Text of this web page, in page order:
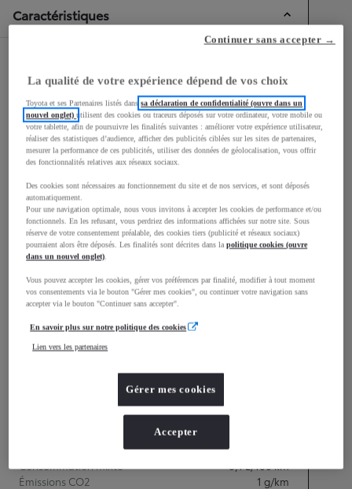
Caractéristiques
5
Places
5
Hauteur
1 461
mm
Consommation mixte 6,1L/100 km
Émissions CO2
1 g/km
La qualité de votre expérience dépend de vos choix
Toyota et ses Partenaires listés danssa déclaration de confidentialité (ouvre dans un
nouvel onglet)utilisent des cookies ou traceurs déposés sur votre ordinateur, votre mobile ou
votre tablette, afin de poursuivre les finalités suivantes : améliorer votre expérience utilisateur,
réaliser des statistiques d’audience, afficher des publicités ciblées sur les sites de partenaires,
mesurer la performance de ces publicités, utiliser des données de géolocalisation, vous offrir
des fonctionnalités relatives aux réseaux sociaux.
Des cookies sont nécessaires au fonctionnement du site et de nos services, et sont déposés
automatiquement.
Pour une navigation optimale, nous vous invitons à accepter les cookies de performance et/ou
fonctionnels. En les refusant, vous perdriez des informations affichées sur notre site. Sous
réserve de votre consentement préalable, des cookies tiers (publicité et réseaux sociaux)
pourraient alors être déposés. Les finalités sont décrites dans lapolitique cookies (ouvre
dans un nouvel onglet).
Vous pouvez accepter les cookies, gérer vos préférences par finalité, modifier à tout moment
vos consentements via le bouton "Gérer mes cookies", ou continuer votre navigation sans
accepter via le bouton "Continuer sans accepter".
En savoir plus sur notre politique des cookies
Lien vers les partenaires
Gérer mes cookies
Continuer sans accepter →
Accepter